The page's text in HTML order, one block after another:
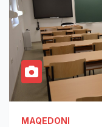
MAQEDONI